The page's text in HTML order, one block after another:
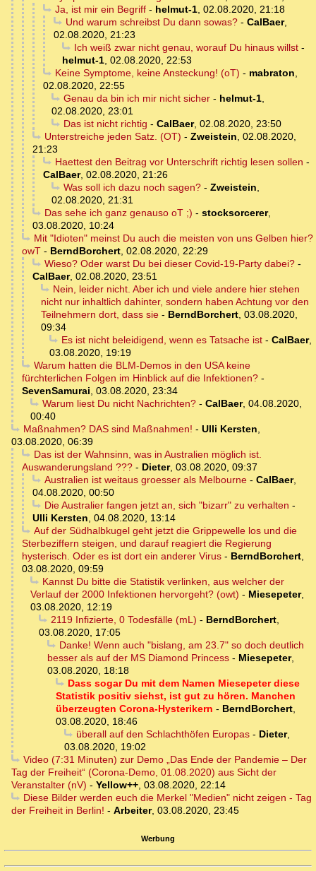
Ja, ist mir ein Begriff- helmut-1, 02.08.2020, 21:18
Und warum schreibst Du dann sowas?- CalBaer,
02.08.2020, 21:23
Ich weiß zwar nicht genau, worauf Du hinaus willst-
helmut-1, 02.08.2020, 22:53
Keine Symptome, keine Ansteckung! (oT) - mabraton,
02.08.2020, 22:55
Genau da bin ich mir nicht sicher- helmut-1,
02.08.2020, 23:01
Das ist nicht richtig - CalBaer, 02.08.2020, 23:50
Unterstreiche jeden Satz. (OT) - Zweistein, 02.08.2020,
21:23
Haettest den Beitrag vor Unterschrift richtig lesen sollen -
CalBaer, 02.08.2020, 21:26
Was soll ich dazu noch sagen?- Zweistein,
02.08.2020, 21:31
Das sehe ich ganz genauso oT ;) - stocksorcerer,
03.08.2020, 10:24
Mit "Idioten" meinst Du auch die meisten von uns Gelben hier?
owT - BerndBorchert, 02.08.2020, 22:29
Wieso? Oder warst Du bei dieser Covid-19-Party dabei?-
CalBaer, 02.08.2020, 23:51
Nein, leider nicht. Aber ich und viele andere hier stehen
nicht nur inhaltlich dahinter, sondern haben Achtung vor den
Teilnehmern dort, dass sie - BerndBorchert, 03.08.2020,
09:34
Es ist nicht beleidigend, wenn es Tatsache ist- CalBaer,
03.08.2020, 19:19
Warum hatten die BLM-Demos in den USA keine
fürchterlichen Folgen im Hinblick auf die Infektionen? -
SevenSamurai, 03.08.2020, 23:34
Warum liest Du nicht Nachrichten?- CalBaer, 04.08.2020,
00:40
Maßnahmen? DAS sind Maßnahmen! - Ulli Kersten,
03.08.2020, 06:39
Das ist der Wahnsinn, was in Australien möglich ist.
Auswanderungsland ??? - Dieter, 03.08.2020, 09:37
Australien ist weitaus groesser als Melbourne- CalBaer,
04.08.2020, 00:50
Die Australier fangen jetzt an, sich "bizarr" zu verhalten -
Ulli Kersten, 04.08.2020, 13:14
Auf der Südhalbkugel geht jetzt die Grippewelle los und die
Sterbeziffern steigen, und darauf reagiert die Regierung
hysterisch. Oder es ist dort ein anderer Virus - BerndBorchert,
03.08.2020, 09:59
Kannst Du bitte die Statistik verlinken, aus welcher der
Verlauf der 2000 Infektionen hervorgeht? (owt) - Miesepeter,
03.08.2020, 12:19
2119 Infizierte, 0 Todesfälle (mL) - BerndBorchert,
03.08.2020, 17:05
Danke! Wenn auch "bislang, am 23.7" so doch deutlich
besser als auf der MS Diamond Princess - Miesepeter,
03.08.2020, 18:18
Dass sogar Du mit dem Namen Miesepeter diese
Statistik positiv siehst, ist gut zu hören. Manchen
überzeugten Corona-Hysterikern - BerndBorchert,
03.08.2020, 18:46
überall auf den Schlachthöfen Europas- Dieter,
03.08.2020, 19:02
Video (7:31 Minuten) zur Demo „Das Ende der Pandemie – Der
Tag der Freiheit“ (Corona-Demo, 01.08.2020) aus Sicht der
Veranstalter (nV) - Yellow++, 03.08.2020, 22:14
Diese Bilder werden euch die Merkel "Medien" nicht zeigen - Tag
der Freiheit in Berlin! - Arbeiter, 03.08.2020, 23:45
Werbung